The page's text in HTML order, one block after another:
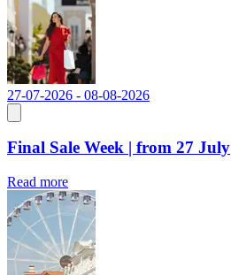
27-07-2026 - 08-08-2026
Final Sale Week | from 27 July
Read more